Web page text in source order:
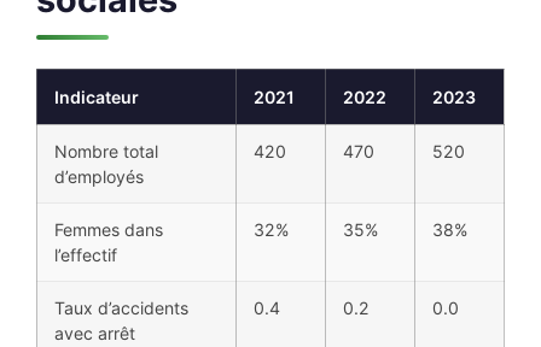
Indicateur 2021 2022 2023
Nombre total
d’employés
420 470 520
Femmes dans
l’effectif
32% 35% 38%
Taux d’accidents
avec arrêt
0.4 0.2 0.0